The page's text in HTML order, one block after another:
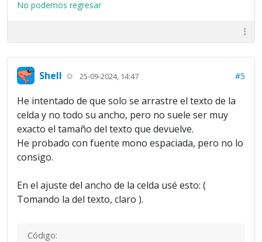
No podemos regresar
Shell 25-09-2024, 14:47 #5
He intentado de que solo se arrastre el texto de la
celda y no todo su ancho, pero no suele ser muy
exacto el tamaño del texto que devuelve.
He probado con fuente mono espaciada, pero no lo
consigo.
En el ajuste del ancho de la celda usé esto: (
Tomando la del texto, claro ).
Código: